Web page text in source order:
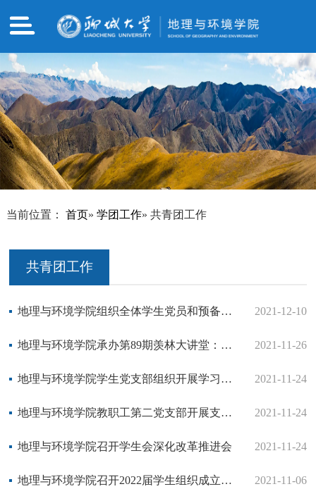
当前位置： 首页» 学团工作» 共青团工作
共青团工作
地理与环境学院组织全体学生党员和预备党员观看《榜样6》节目 2021-12-10
地理与环境学院承办第89期羡林大讲堂：于洪军谈走向深海 2021-11-26
地理与环境学院学生党支部组织开展学习党的十九届六中全会精神主题党日活动 2021-11-24
地理与环境学院教职工第二党支部开展支部共建工作 2021-11-24
地理与环境学院召开学生会深化改革推进会 2021-11-24
地理与环境学院召开2022届学生组织成立大会 2021-11-06